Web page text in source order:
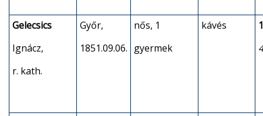
Gelecsics
Ignácz,
r. kath.
Győr,
1851.09.06.
nős, 1
gyermek
kávés